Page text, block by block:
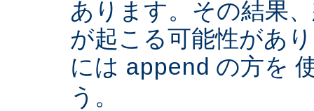
あります。その結果
が起こる可能性があ
には append の方を
う。